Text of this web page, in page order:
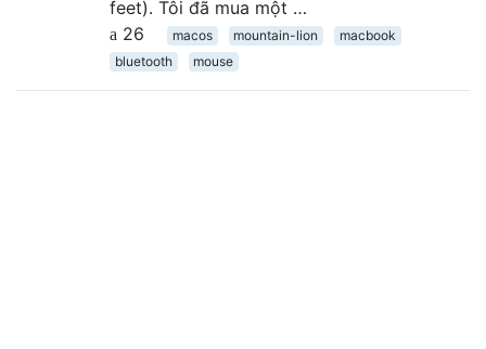
feet). Tôi đã mua một …
26
macos mountain-lion
macbook
bluetooth
mouse